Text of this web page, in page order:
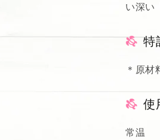
い深い
特
＊原
使
常温